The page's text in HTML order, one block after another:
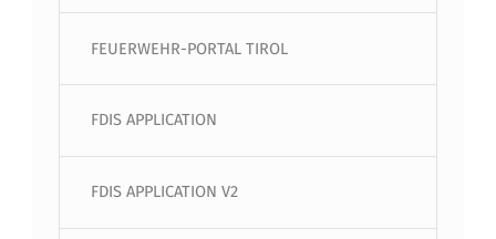
FEUERWEHR-PORTAL TIROL
FDIS APPLICATION
FDIS APPLICATION V2